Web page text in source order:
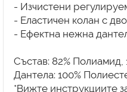
- Изчистени
- Еластичен колан с
- Ефектна нежна
Състав: 82% Полиамид,
Дантела: 100%
*Вижте инструкциите